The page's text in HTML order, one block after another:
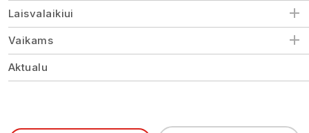
Laisvalaikiui
Vaikams
Aktualu